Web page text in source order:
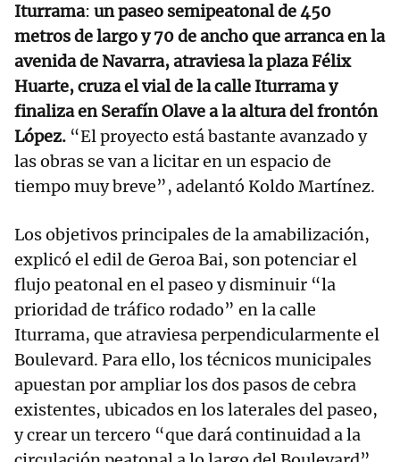
Iturrama: un paseo semipeatonal de 450
metros de largo y 70 de ancho que arranca en la
avenida de Navarra, atraviesa la plaza Félix
Huarte, cruza el vial de la calle Iturrama y
finaliza en Serafín Olave a la altura del frontón
López. “El proyecto está bastante avanzado y
las obras se van a licitar en un espacio de
tiempo muy breve”, adelantó Koldo Martínez.
Los objetivos principales de la amabilización,
explicó el edil de Geroa Bai, son potenciar el
flujo peatonal en el paseo y disminuir “la
prioridad de tráfico rodado” en la calle
Iturrama, que atraviesa perpendicularmente el
Boulevard. Para ello, los técnicos municipales
apuestan por ampliar los dos pasos de cebra
existentes, ubicados en los laterales del paseo,
y crear un tercero “que dará continuidad a la